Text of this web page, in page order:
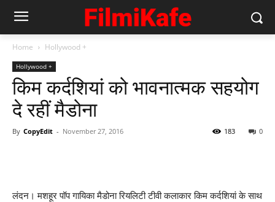
Home Hollywood +
Hollywood +
किम कर्दशियां को भावनात्मक सहयोग
दे रहीं मैडोना
By CopyEdit - November 27, 2016 0
183
लंदन। मशहूर पॉप गायिका मैडोना रियलिटी टीवी कलाकार किम कर्दशियां के साथ